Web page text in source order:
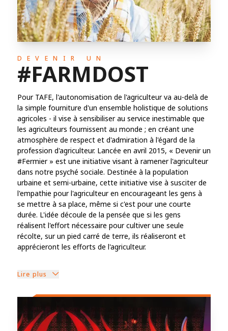
DEVENIR UN
#FARMDOST
Pour TAFE, l'autonomisation de l'agriculteur va au-delà de
la simple fourniture d'un ensemble holistique de solutions
agricoles - il vise à sensibiliser au service inestimable que
les agriculteurs fournissent au monde ; en créant une
atmosphère de respect et d'admiration à l'égard de la
profession d'agriculteur. Lancée en avril 2015, « Devenir un
#Fermier » est une initiative visant à ramener l'agriculteur
dans notre psyché sociale. Destinée à la population
urbaine et semi-urbaine, cette initiative vise à susciter de
l'empathie pour l'agriculteur en encourageant les gens à
se mettre à sa place, même si c'est pour une courte
durée. L'idée découle de la pensée que si les gens
réalisent l'effort nécessaire pour cultiver une seule
récolte, sur un pied carré de terre, ils réaliseront et
apprécieront les efforts de l'agriculteur.
Lire plus